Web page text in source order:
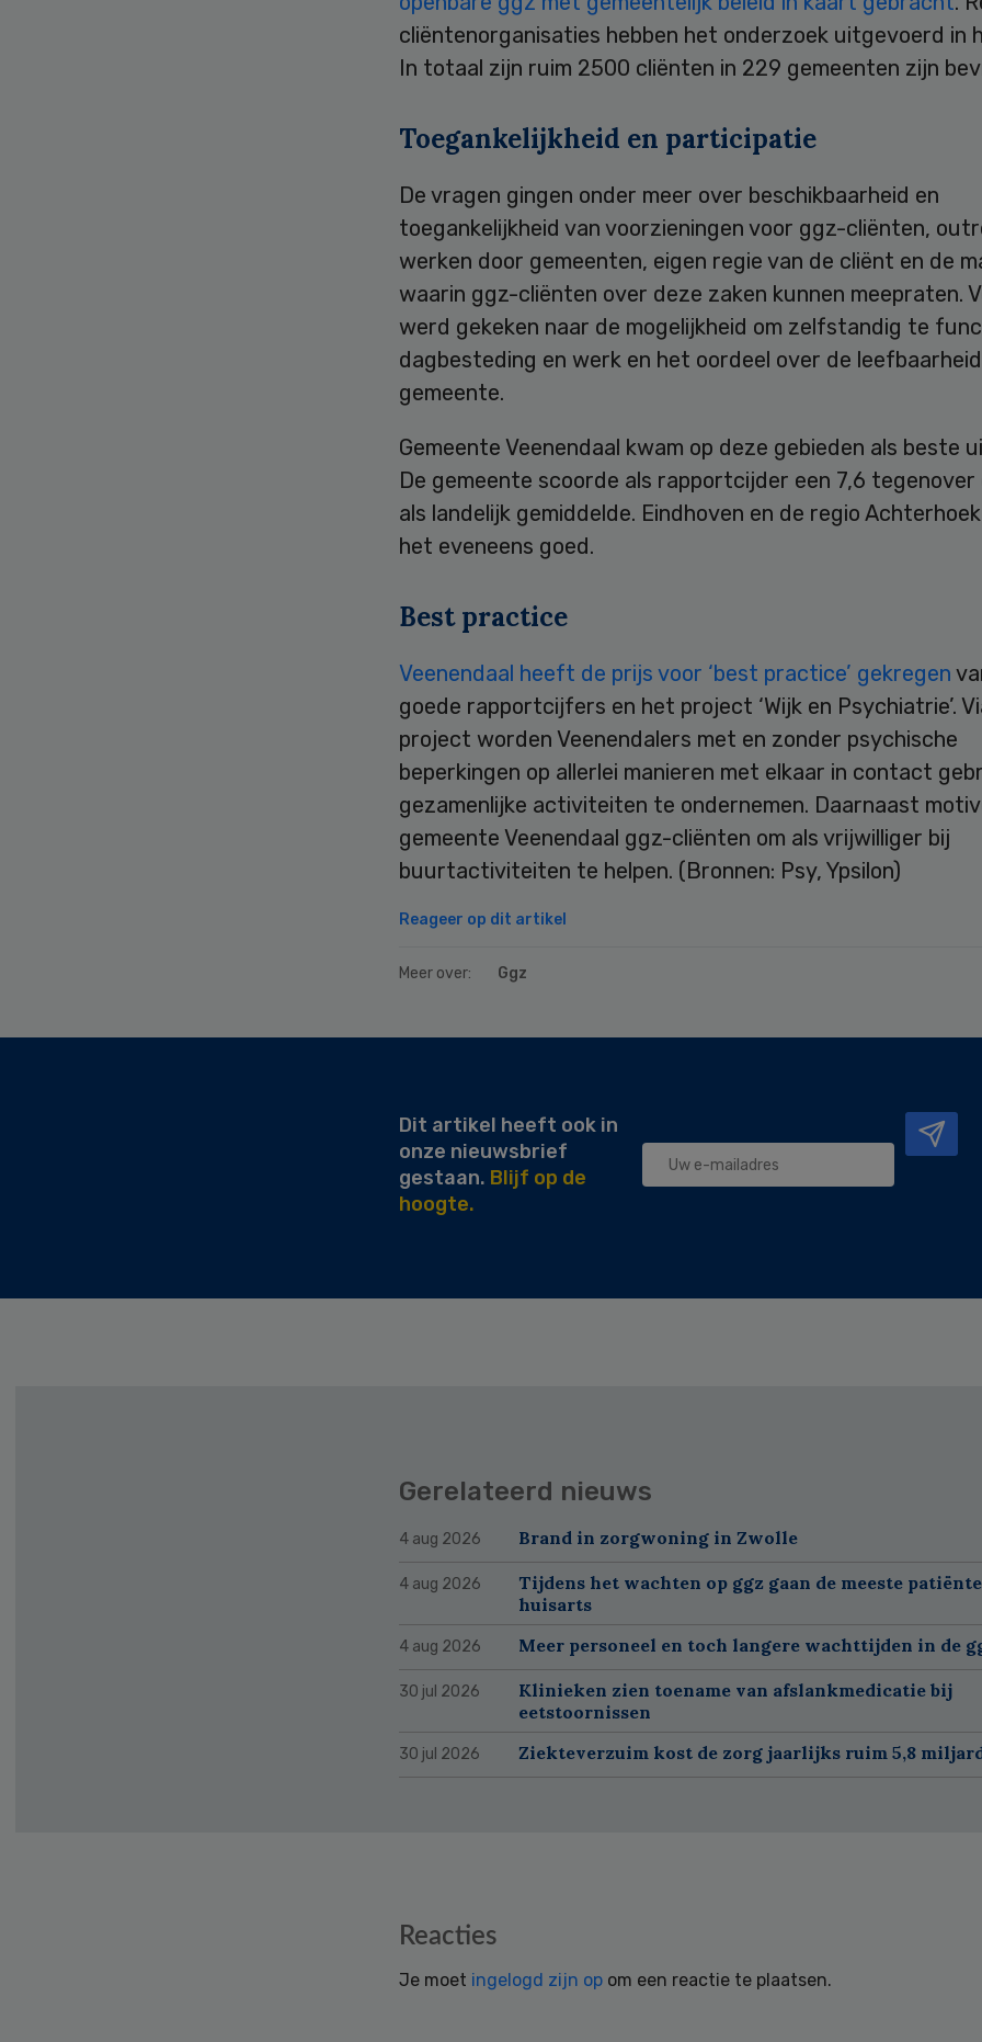
cliëntenorganisaties hebben het onderzoek uitgevoerd in
In totaal zijn ruim 2500 cliënten in 229 gemeenten zijn
Toegankelijkheid en participatie
De vragen gingen onder meer over beschikbaarheid en
toegankelijkheid van voorzieningen voor ggz-cliënten,
werken door gemeenten, eigen regie van de cliënt en de
waarin ggz-cliënten over deze zaken kunnen meepraten.
werd gekeken naar de mogelijkheid om zelfstandig te
dagbesteding en werk en het oordeel over de
gemeente.
Gemeente Veenendaal kwam op deze gebieden als beste
De gemeente scoorde als rapportcijder een 7,6 tegenover
als landelijk gemiddelde. Eindhoven en de regio
het eveneens goed.
Best practice
Veenendaal heeft de prijs voor ‘best practice’ gekregen
goede rapportcijfers en het project ‘Wijk en Psychiatrie’.
project worden Veenendalers met en zonder psychische
beperkingen op allerlei manieren met elkaar in contact
gezamenlijke activiteiten te ondernemen. Daarnaast
gemeente Veenendaal ggz-cliënten om als vrijwilliger bij
buurtactiviteiten te helpen. (Bronnen: Psy, Ypsilon)
Reageer op dit artikel
Meer over: Ggz
Dit artikel heeft ook in
onze nieuwsbrief
gestaan. Blijf op de
hoogte.
Gerelateerd nieuws
4 aug 2026 Brand in zorgwoning in Zwolle
4 aug 2026
Tijdens het wachten op ggz gaan de meeste
huisarts
4 aug 2026 Meer personeel en toch langere wachttijden in de
30 jul 2026
Klinieken zien toename van afslankmedicatie bij
eetstoornissen
30 jul 2026 Ziekteverzuim kost de zorg jaarlijks ruim 5,8
Reacties
Je moet ingelogd zijn op om een reactie te plaatsen.